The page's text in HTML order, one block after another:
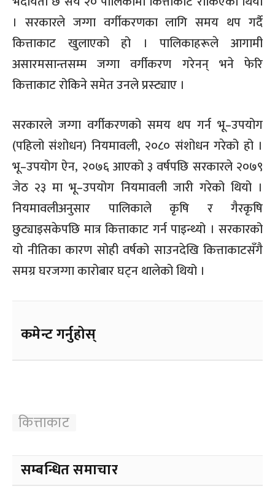
। सरकारले जग्गा वर्गीकरणका लागि समय थप गर्दै
कित्ताकाट खुलाएको हो । पालिकाहरूले आगामी
असारमसान्तसम्म जग्गा वर्गीकरण गरेनन् भने फेरि
कित्ताकाट रोकिने समेत उनले प्रस्ट्याए ।
सरकारले जग्गा वर्गीकरणको समय थप गर्न भू–उपयोग
(पहिलो संशोधन) नियमावली, २०८० संशोधन गरेको हो ।
भू–उपयोग ऐन, २०७६ आएको ३ वर्षपछि सरकारले २०७९
जेठ २३ मा भू–उपयोग नियमावली जारी गरेको थियो ।
नियमावलीअनुसार पालिकाले कृषि र गैरकृषि
छुट्याइसकेपछि मात्र कित्ताकाट गर्न पाइन्थ्यो । सरकारको
यो नीतिका कारण सोही वर्षको साउनदेखि कित्ताकाटसँगै
समग्र घरजग्गा कारोबार घट्न थालेको थियो ।
कमेन्ट गर्नुहोस्
कित्ताकाट
सम्बन्धित समाचार